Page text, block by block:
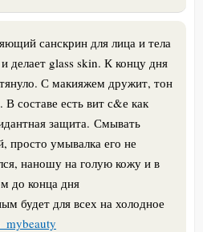
санскрин для лица и тела
делает glass skin. К концу дня
С макияжем дружит, тон
В составе есть вит с&е как
защита. Смывать
просто умывалка его не
наношу на голую кожу и в
до конца дня
будет для всех на холодное